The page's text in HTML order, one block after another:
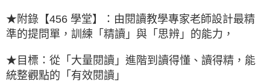
★附錄【456 學堂】：由閱讀教學專家老師設計最精
準的提問單，訓練「精讀」與「思辨」的能力，
★目標：從「大量閱讀」進階到讀得懂、讀得精，能
統整觀點的「有效閱讀」